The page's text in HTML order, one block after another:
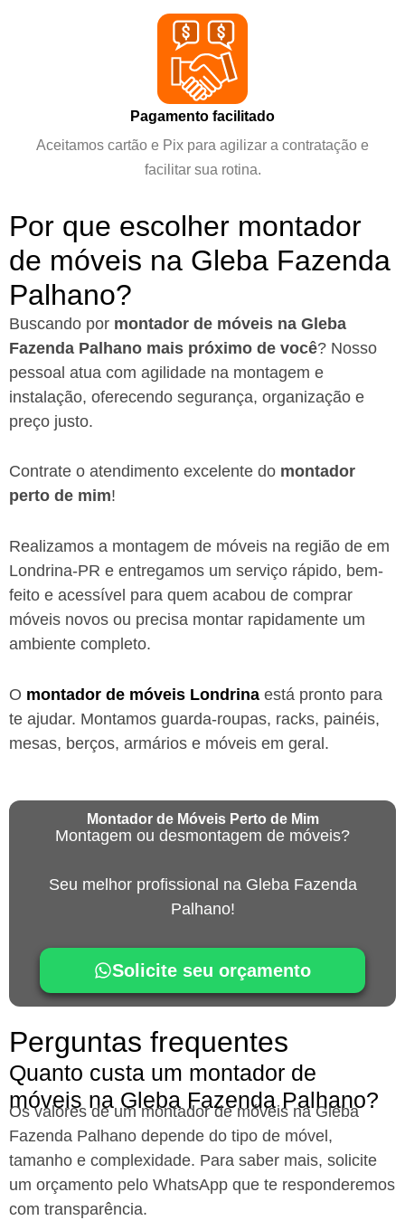
Pagamento facilitado
Aceitamos cartão e Pix para agilizar a contratação e
facilitar sua rotina.
Por que escolher montador
de móveis na Gleba Fazenda
Palhano?
Buscando por montador de móveis na Gleba
Fazenda Palhano mais próximo de você? Nosso
pessoal atua com agilidade na montagem e
instalação, oferecendo segurança, organização e
preço justo.
Contrate o atendimento excelente do montador
perto de mim!
Realizamos a montagem de móveis na região de em
Londrina-PR e entregamos um serviço rápido, bem-
feito e acessível para quem acabou de comprar
móveis novos ou precisa montar rapidamente um
ambiente completo.
O montador de móveis Londrina está pronto para
te ajudar. Montamos guarda-roupas, racks, painéis,
mesas, berços, armários e móveis em geral.
Montador de Móveis Perto de Mim
Montagem ou desmontagem de móveis?
Seu melhor profissional na Gleba Fazenda
Palhano!
Solicite seu orçamento
Perguntas frequentes
Quanto custa um montador de
móveis na Gleba Fazenda Palhano?
Os valores de um montador de móveis na Gleba
Fazenda Palhano depende do tipo de móvel,
tamanho e complexidade. Para saber mais, solicite
um orçamento pelo WhatsApp que te responderemos
com transparência.